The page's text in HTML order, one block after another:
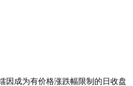
因成为有价格涨跌幅限制的日收盘